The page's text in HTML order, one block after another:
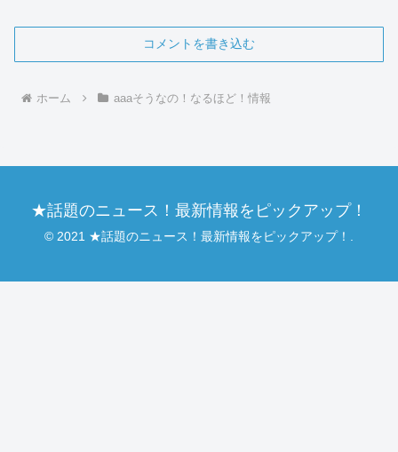
コメントを書き込む
ホーム aaaそうなの！なるほど！情報
★話題のニュース！最新情報をピックアップ！
© 2021 ★話題のニュース！最新情報をピックアップ！.